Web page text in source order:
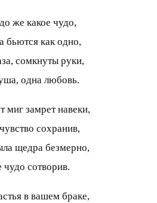
же какое чудо,
бьются как одно,
сомкнуты руки,
одна любовь.
миг замрет навеки,
сохранив,
щедра безмерно,
чудо сотворив.
в вашем браке,